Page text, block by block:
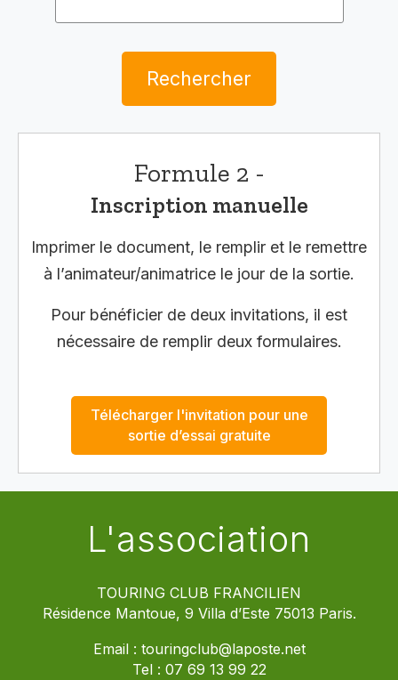
Rechercher
Formule 2 -
Inscription manuelle
Imprimer le document, le remplir et le remettre
à l’animateur/animatrice le jour de la sortie.
Pour bénéficier de deux invitations, il est
nécessaire de remplir deux formulaires.
Télécharger l'invitation pour une
sortie d’essai gratuite
L'association
TOURING CLUB FRANCILIEN
Résidence Mantoue, 9 Villa d’Este 75013 Paris.
Email : touringclub@laposte.net
Tel : 07 69 13 99 22